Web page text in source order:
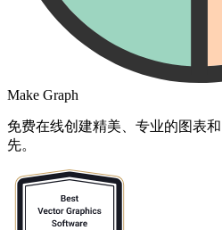
Make Graph
免费在线创建精美、专业的图表
先。